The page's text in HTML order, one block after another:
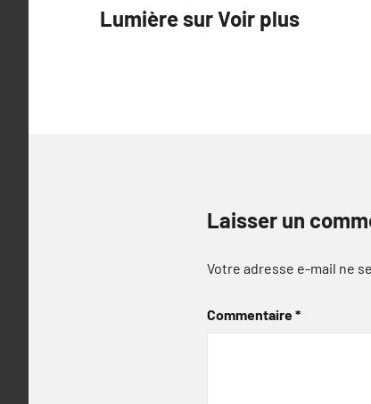
de
Lumière sur Voir plus
Laisser un
Votre adresse e-mail ne
Commentaire*